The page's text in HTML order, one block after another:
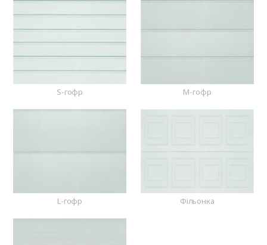
S-гофр M-гофр
L-гофр Фільонка